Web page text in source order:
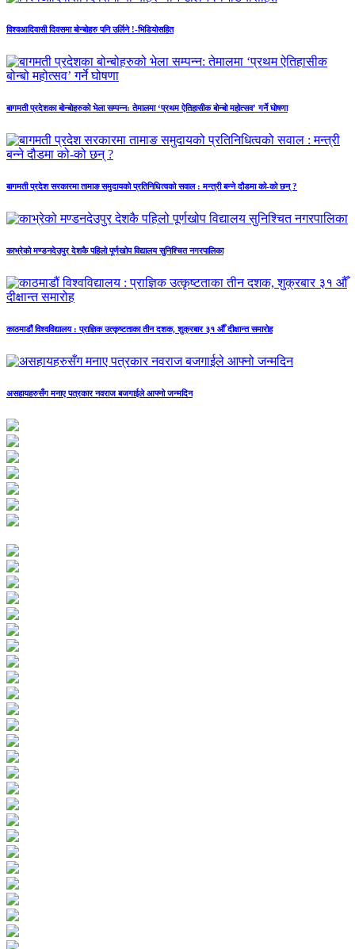
विश्वआदिवासी दिवसमा बोन्बोहरु पनि उर्लिने !-भिडियोसहित
बागमती प्रदेशका बोन्बोहरुको भेला सम्पन्न: तेमालमा ‘प्रथम ऐतिहासीक बोन्बो महोत्सव’ गर्ने घोषणा
बागमती प्रदेश सरकारमा तामाङ समुदायको प्रतिनिधित्वको सवाल : मन्त्री बन्ने दौडमा को‐को छन् ?
काभ्रेको मण्डनदेउपुर देशकै पहिलो पूर्णखोप विद्यालय सुनिश्चित नगरपालिका
काठमाडौं विश्वविद्यालय : प्राज्ञिक उत्कृष्टताका तीन दशक, शुक्रबार ३१ औँ दीक्षान्त समारोह
असहायहरुसँग मनाए पत्रकार नवराज बजगाईले आफ्नो जन्मदिन